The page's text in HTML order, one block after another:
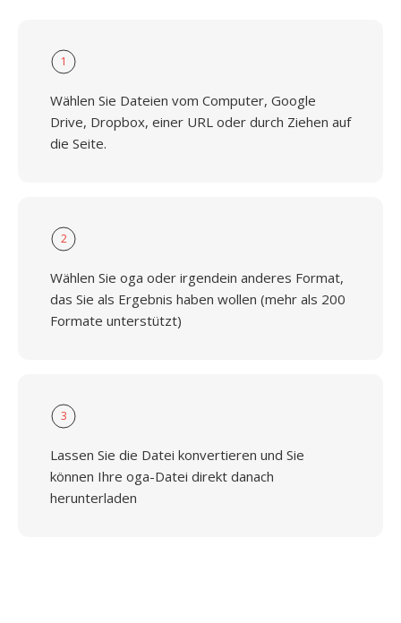
1
Wählen Sie Dateien vom Computer, Google
Drive, Dropbox, einer URL oder durch Ziehen auf
die Seite.
2
Wählen Sie oga oder irgendein anderes Format,
das Sie als Ergebnis haben wollen (mehr als 200
Formate unterstützt)
3
Lassen Sie die Datei konvertieren und Sie
können Ihre oga-Datei direkt danach
herunterladen